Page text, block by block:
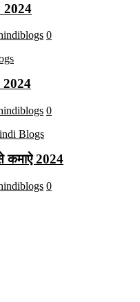
2024
0
0
कमाऐ 2024
0